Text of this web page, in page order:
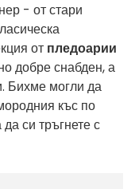
- от стари
от пледоарии
добре снабден, а
Бихме могли да
къс по
си тръгнете с